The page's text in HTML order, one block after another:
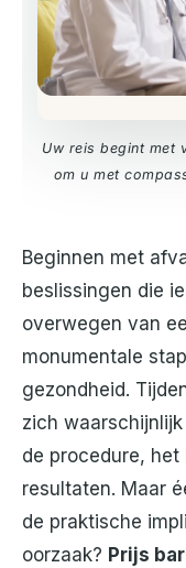
Uw reis begint met
om u met
Beginnen met
beslissingen die
overwegen van
monumentale
gezondheid.
zich
de procedure,
resultaten. Maar
de praktische
oorzaak? Prijs